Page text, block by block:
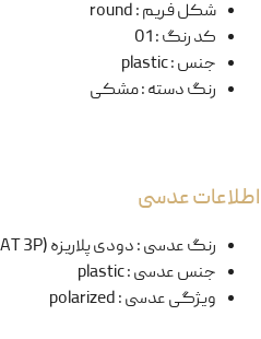
شکل فریم:
round
کد رنگ:
01
جنس:
plastic
رنگ دسته:مشکی
اطلاعات عدسی
رنگ عدسی:دودی پلاریزه (CAT 3P)
جنس عدسی:
plastic
ویژگی عدسی:
polarized